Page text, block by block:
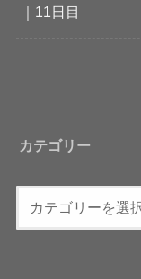
｜11日目
カテゴリー